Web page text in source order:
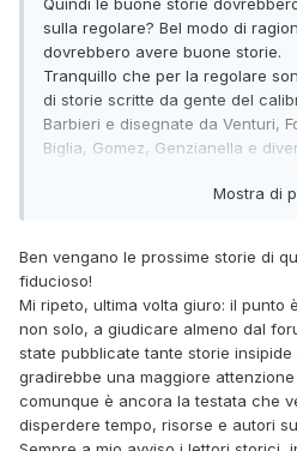
Quindi le buone storie
sulla regolare? Bel modo di
dovrebbero avere buone storie.
Tranquillo che per la regolare
di storie scritte da gente del
Barbieri e disegnate da Venturi,
Biglia, Gomez, Genzianella e
si sentirà la mancanza su quella
Mostra di
Ben vengano le prossime storie di
fiducioso!
Mi ripeto, ultima volta giuro: il punto
non solo, a giudicare almeno dal
state pubblicate tante storie
gradirebbe una maggiore
comunque è ancora la testata che
disperdere tempo, risorse e autori